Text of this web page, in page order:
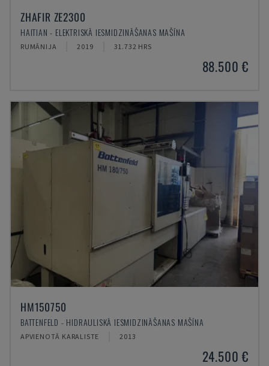
ZHAFIR ZE2300
HAITIAN - ELEKTRISKĀ IESMIDZINĀŠANAS MAŠĪNA
RUMĀNIJA 2019 31.732 HRS
88.500 €
HM150750
BATTENFELD - HIDRAULISKĀ IESMIDZINĀŠANAS MAŠĪNA
APVIENOTĀ KARALISTE 2013
24.500 €